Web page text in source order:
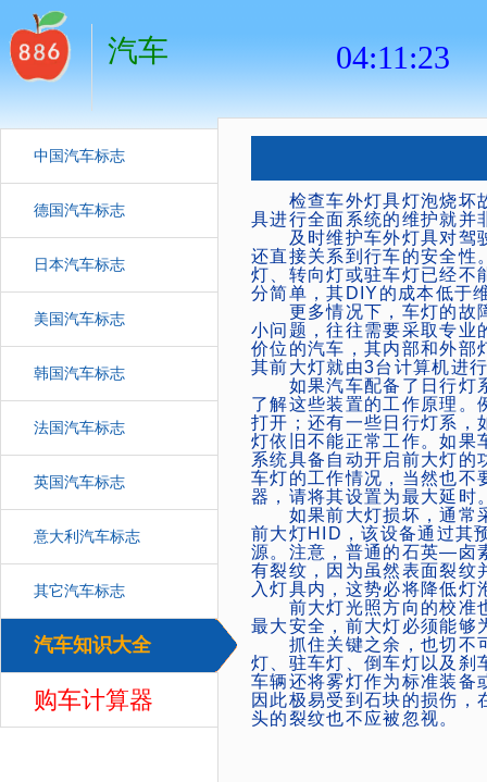
汽车
中国汽车标志
德国汽车标志
日本汽车标志
美国汽车标志
韩国汽车标志
法国汽车标志
英国汽车标志
意大利汽车标志
其它汽车标志
汽车知识大全
购车计算器
检查车外灯具灯泡烧坏故
具进行全面系统的维护就并
及时维护车外灯具对驾驶
还直接关系到行车的安全性
灯、转向灯或驻车灯已经不
分简单，其DIY的成本低于
更多情况下，车灯的故障
小问题，往往需要采取专业
价位的汽车，其内部和外部
其前大灯就由3台计算机进
如果汽车配备了日行灯
了解这些装置的工作原理。
打开；还有一些日行灯系，
灯依旧不能正常工作。如果
系统具备自动开启前大灯的
车灯的工作情况，当然也不
器，请将其设置为最大延时
如果前大灯损坏，通常采
前大灯HID，该设备通过其
源。注意，普通的石英―卤
有裂纹，因为虽然表面裂纹
入灯具内，这势必将降低灯
前大灯光照方向的校准也
最大安全，前大灯必须能够
抓住关键之余，也切不可
灯、驻车灯、倒车灯以及刹
车辆还将雾灯作为标准装备
因此极易受到石块的损伤，
头的裂纹也不应被忽视。